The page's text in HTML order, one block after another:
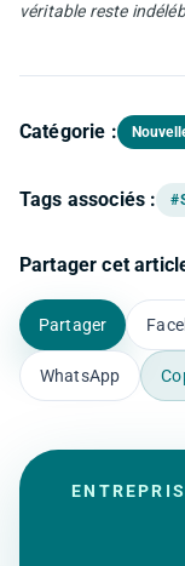
véritable reste
Catégorie :
Tags associés :
Partager cet
Partager
WhatsApp